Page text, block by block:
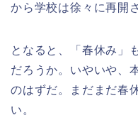
から学校は徐々に再開
となると、「春休み」
だろうか。いやいや、
のはずだ。まだまだ春
い。